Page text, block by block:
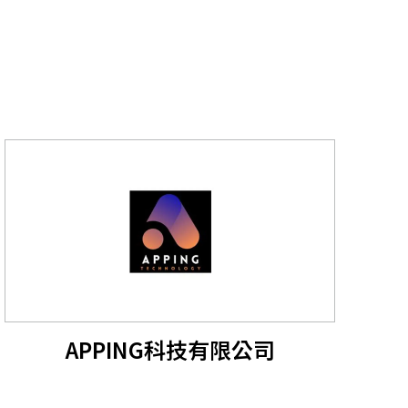
APPING科技有限公司